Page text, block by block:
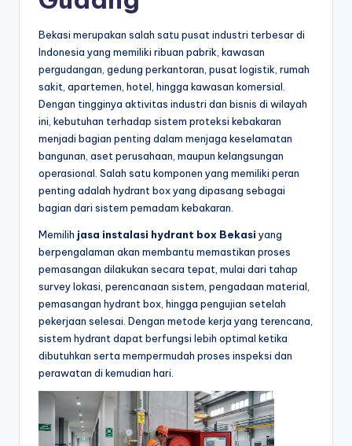
Bekasi merupakan salah satu pusat industri terbesar di
Indonesia yang memiliki ribuan pabrik, kawasan
pergudangan, gedung perkantoran, pusat logistik, rumah
sakit, apartemen, hotel, hingga kawasan komersial.
Dengan tingginya aktivitas industri dan bisnis di wilayah
ini, kebutuhan terhadap sistem proteksi kebakaran
menjadi bagian penting dalam menjaga keselamatan
bangunan, aset perusahaan, maupun kelangsungan
operasional. Salah satu komponen yang memiliki peran
penting adalah hydrant box yang dipasang sebagai
bagian dari sistem pemadam kebakaran.
Memilih jasa instalasi hydrant box Bekasi yang
berpengalaman akan membantu memastikan proses
pemasangan dilakukan secara tepat, mulai dari tahap
survey lokasi, perencanaan sistem, pengadaan material,
pemasangan hydrant box, hingga pengujian setelah
pekerjaan selesai. Dengan metode kerja yang terencana,
sistem hydrant dapat berfungsi lebih optimal ketika
dibutuhkan serta mempermudah proses inspeksi dan
perawatan di kemudian hari.